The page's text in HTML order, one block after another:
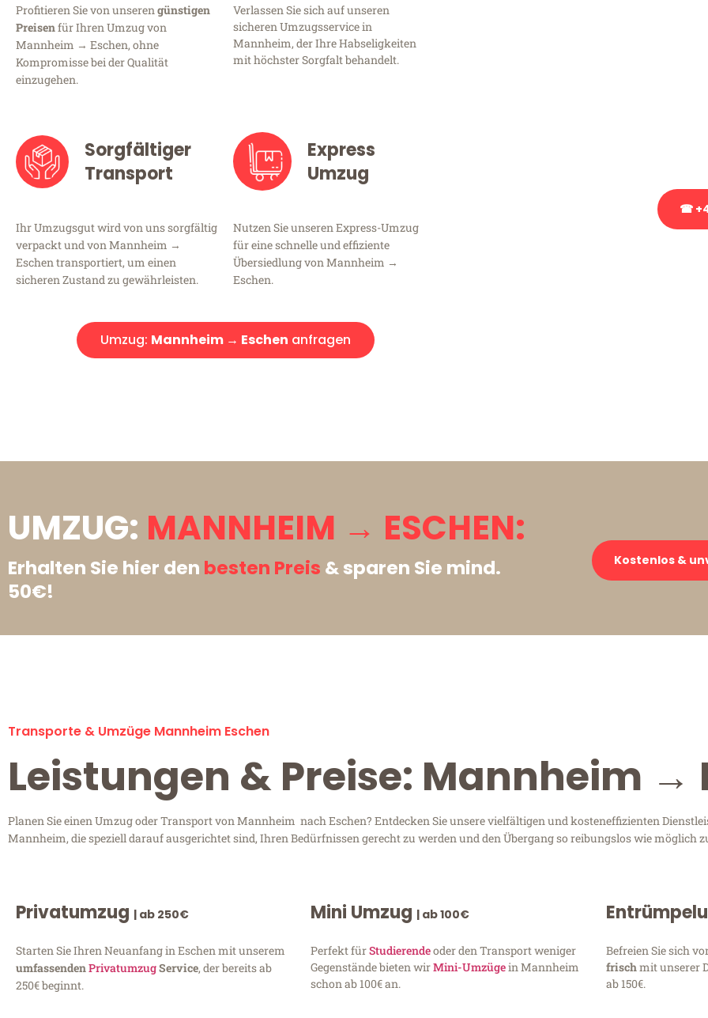
Profitieren Sie von unserengünstigen
Preisenfür Ihren Umzug von
Mannheim → Eschen, ohne
Kompromisse bei der Qualität
einzugehen.
Verlassen Sie sich auf unseren
sicheren Umzugsservice in
Mannheim, der Ihre Habseligkeiten
mit höchster Sorgfalt behandelt.
Sorgfältiger
Transport
Ihr Umzugsgut wird von uns sorgfältig
verpackt und von Mannheim →
Eschen transportiert, um einen
sicheren Zustand zu gewährleisten.
Express
Umzug
Nutzen Sie unseren Express-Umzug
für eine schnelle und effiziente
Übersiedlung von Mannheim →
Eschen.
Umzug: Mannheim → Eschen anfragen
☎
UMZUG: MANNHEIM → ESCHEN:
Erhalten Sie hier den besten Preis & sparen Sie mind.
50€!
Kostenlos &
Transporte & Umzüge Mannheim Eschen
Leistungen & Preise: Mannheim →
Planen Sie einen Umzug oder Transport von Mannheim nach Eschen? Entdecken Sie unsere vielfältigen und kosteneffizienten
Mannheim, die speziell darauf ausgerichtet sind, Ihren Bedürfnissen gerecht zu werden und den Übergang so reibungslos wie möglich
Privatumzug | ab 250€
Starten Sie Ihren Neuanfang in Eschen mit unserem
umfassendenPrivatumzugService, der bereits ab
250€ beginnt.
Mini Umzug | ab 100€
Perfekt fürStudierendeoder den Transport weniger
Gegenstände bieten wirMini-Umzügein Mannheim
schon ab 100€ an.
Befreien Sie sich
frischmit unserer
ab 150€.